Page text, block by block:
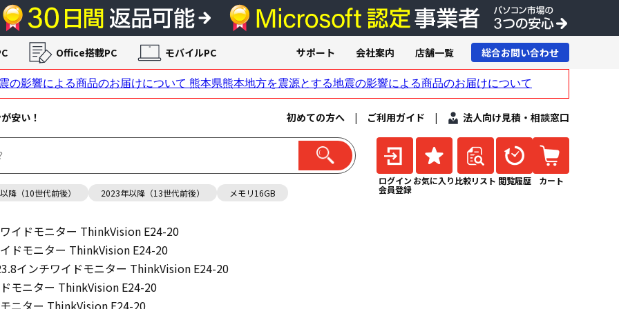
安い！ 初めての方へ | ご利用ガイド | 法人向け見積・相談窓口
降（10世代前後） 2023年以降（13世代前後） メモリ16GB
ログイン
会員登録
お気に入り 比較リスト 閲覧履歴 カート
Office搭載PC モバイルPC サポート 会社案内 店舗一覧 総合お問い合わせ
イドモニター ThinkVision E24-20
ドモニター ThinkVision E24-20
インチワイドモニター ThinkVision E24-20
モニター ThinkVision E24-20
ニター ThinkVision E24-20